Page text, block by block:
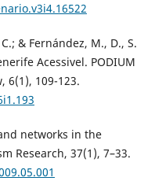
& Fernández, M., D., S.
Acessivel. PODIUM
6(1), 109-123.
networks in the
Research, 37(1), 7–33.